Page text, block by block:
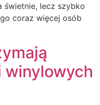
świetnie, lecz szybko
coraz więcej osób
winylowych